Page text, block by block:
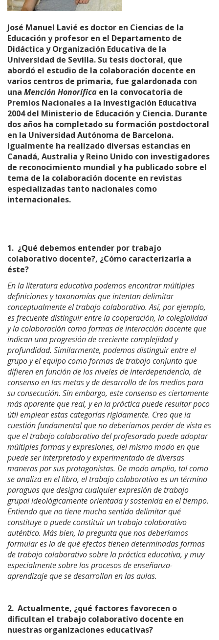
José Manuel Lavié es doctor en Ciencias de la
Educación y profesor en el Departamento de
Didáctica y Organización Educativa de la
Universidad de Sevilla. Su tesis doctoral, que
abordó el estudio de la colaboración docente en
varios centros de primaria, fue galardonada con
una Mención Honorífica en la convocatoria de
Premios Nacionales a la Investigación Educativa
2004 del Ministerio de Educación y Ciencia. Durante
dos años ha completado su formación postdoctoral
en la Universidad Autónoma de Barcelona.
Igualmente ha realizado diversas estancias en
Canadá, Australia y Reino Unido con investigadores
de reconocimiento mundial y ha publicado sobre el
tema de la colaboración docente en revistas
especializadas tanto nacionales como
internacionales.
1. ¿Qué debemos entender por trabajo
colaborativo docente?, ¿Cómo caracterizaría a
éste?
En la literatura educativa podemos encontrar múltiples
definiciones y taxonomías que intentan delimitar
conceptualmente el trabajo colaborativo. Así, por ejemplo,
es frecuente distinguir entre la cooperación, la colegialidad
y la colaboración como formas de interacción docente que
indican una progresión de creciente complejidad y
profundidad. Similarmente, podemos distinguir entre el
grupo y el equipo como formas de trabajo conjunto que
difieren en función de los niveles de interdependencia, de
consenso en las metas y de desarrollo de los medios para
su consecución. Sin embargo, este consenso es ciertamente
más aparente que real, y en la práctica puede resultar poco
útil emplear estas categorías rígidamente. Creo que la
cuestión fundamental que no deberíamos perder de vista es
que el trabajo colaborativo del profesorado puede adoptar
múltiples formas y expresiones, del mismo modo en que
puede ser interpretado y experimentado de diversas
maneras por sus protagonistas. De modo amplio, tal como
se analiza en el libro, el trabajo colaborativo es un término
paraguas que designa cualquier expresión de trabajo
grupal ideológicamente orientada y sostenida en el tiempo.
Entiendo que no tiene mucho sentido delimitar qué
constituye o puede constituir un trabajo colaborativo
auténtico. Más bien, la pregunta que nos deberíamos
formular es la de qué efectos tienen determinadas formas
de trabajo colaborativo sobre la práctica educativa, y muy
especialmente sobre los procesos de enseñanza-
aprendizaje que se desarrollan en las aulas.
2. Actualmente, ¿qué factores favorecen o
dificultan el trabajo colaborativo docente en
nuestras organizaciones educativas?